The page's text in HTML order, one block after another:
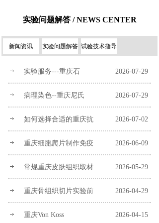
实验问题解答 / NEWS CENTER
新闻资讯 实验问题解答 试验技术指导
实验服务---重庆石 2026-07-29
病理染色--重庆尼氏 2026-07-29
如何选择合适的重庆抗 2026-07-02
重庆细胞爬片制作免疫 2026-06-09
常规重庆皮肤组织取材 2026-05-29
重庆骨组织切片实验前 2026-04-29
重庆Von Koss 2026-04-15